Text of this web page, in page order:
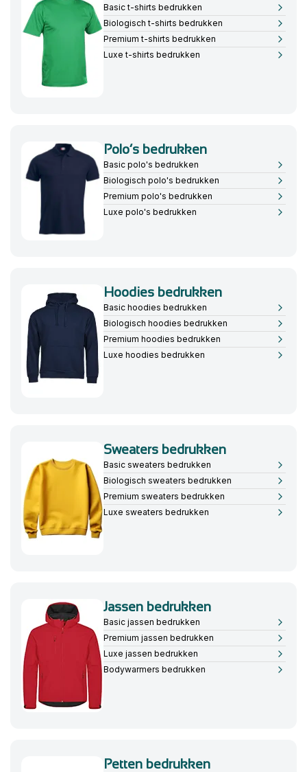
Basic t-shirts bedrukken
Biologisch t-shirts bedrukken
Premium t-shirts bedrukken
Luxe t-shirts bedrukken
Polo’s bedrukken
Basic polo's bedrukken
Biologisch polo's bedrukken
Premium polo's bedrukken
Luxe polo's bedrukken
Hoodies bedrukken
Basic hoodies bedrukken
Biologisch hoodies bedrukken
Premium hoodies bedrukken
Luxe hoodies bedrukken
Sweaters bedrukken
Basic sweaters bedrukken
Biologisch sweaters bedrukken
Premium sweaters bedrukken
Luxe sweaters bedrukken
Jassen bedrukken
Basic jassen bedrukken
Premium jassen bedrukken
Luxe jassen bedrukken
Bodywarmers bedrukken
Petten bedrukken